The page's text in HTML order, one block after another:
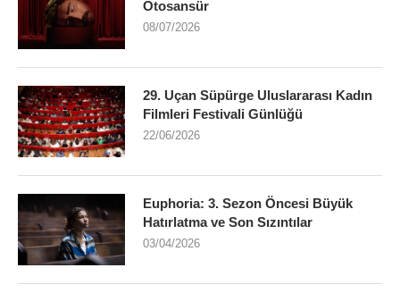
Otosansür
08/07/2026
29. Uçan Süpürge Uluslararası Kadın
Filmleri Festivali Günlüğü
22/06/2026
Euphoria: 3. Sezon Öncesi Büyük
Hatırlatma ve Son Sızıntılar
03/04/2026